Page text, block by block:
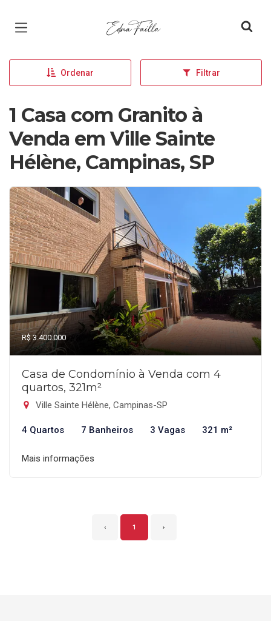
Página inicial
Ordenar Filtrar
1 Casa com Granito à
Venda em Ville Sainte
Hélène, Campinas, SP
R$ 3.400.000
Casa de Condomínio à Venda com 4
quartos, 321m²
Ville Sainte Hélène, Campinas-SP
4 Quartos 7 Banheiros 3 Vagas 321 m²
Mais informações
‹ 1 ›